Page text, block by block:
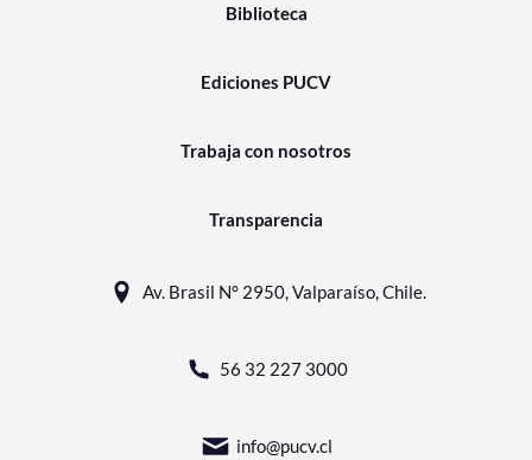
Biblioteca
Ediciones PUCV
Trabaja con nosotros
Transparencia
Av. Brasil N° 2950, Valparaíso, Chile.
56 32 227 3000
info@pucv.cl